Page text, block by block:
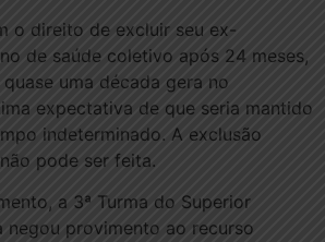
o direito de excluir seu ex-
de saúde coletivo após 24 meses,
uma década gera no
expectativa de que seria mantido
indeterminado. A exclusão
pode ser feita.
a 3ª Turma do Superior
negou provimento ao recurso